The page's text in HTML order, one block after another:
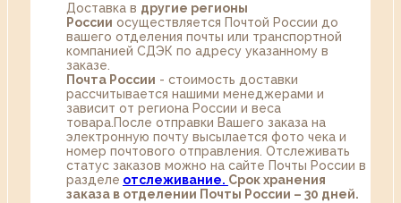
Доставка в другие регионы
России осуществляется Почтой России до
вашего отделения почты или транспортной
компанией СДЭК по адресу указанному в
заказе.
Почта России - стоимость доставки
рассчитывается нашими менеджерами и
зависит от региона России и веса
товара.После отправки Вашего заказа на
электронную почту высылается фото чека и
номер почтового отправления. Отслеживать
статус заказов можно на сайте Почты России в
разделе oтслеживание. Срок хранения
заказа в отделении Почты России – 30 дней.